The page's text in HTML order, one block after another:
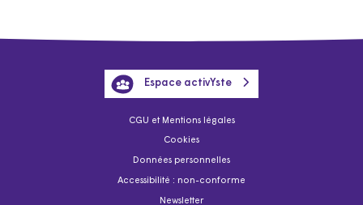
CGU et Mentions légales
Cookies
Données personnelles
Accessibilité : non-conforme
Newsletter
Espace activYste